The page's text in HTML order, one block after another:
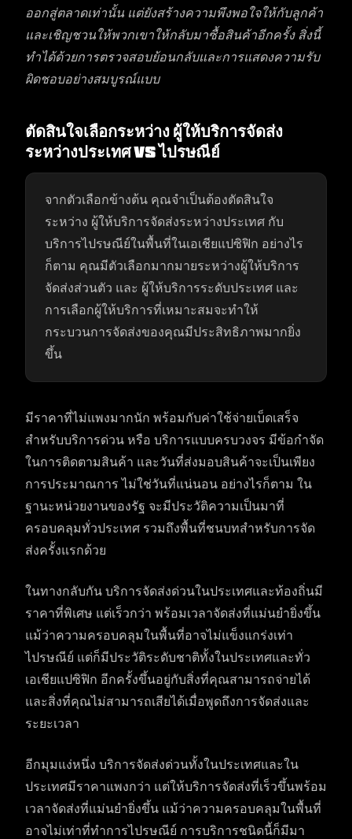
ออกสู่ตลาดเท่านั้น แต่ยังสร้างความพึงพอใจให้กับลูกค้า
และเชิญชวนให้พวกเขาให้กลับมาซื้อสินค้าอีกครั้ง สิ่งนี้
ทำได้ด้วยการตรวจสอบย้อนกลับและการแสดงความรับ
ผิดชอบอย่างสมบูรณ์แบบ
ตัดสินใจเลือกระหว่าง ผู้ให้บริการจัดส่ง
ระหว่างประเทศ VS ไปรษณีย์
จากตัวเลือกข้างต้น คุณจำเป็นต้องตัดสินใจ
ระหว่าง ผู้ให้บริการจัดส่งระหว่างประเทศ กับ
บริการไปรษณีย์ในพื้นที่ในเอเชียแปซิฟิก อย่างไร
ก็ตาม คุณมีตัวเลือกมากมายระหว่างผู้ให้บริการ
จัดส่งส่วนตัว และ ผู้ให้บริการระดับประเทศ และ
การเลือกผู้ให้บริการที่เหมาะสมจะทำให้
กระบวนการจัดส่งของคุณมีประสิทธิภาพมากยิ่ง
ขึ้น
มีราคาที่ไม่แพงมากนัก พร้อมกับค่าใช้จ่ายเบ็ดเสร็จ
สำหรับบริการด่วน หรือ บริการแบบครบวงจร มีข้อกำจัด
ในการติดตามสินค้า และวันที่ส่งมอบสินค้าจะเป็นเพียง
การประมาณการ ไม่ใช่วันที่แน่นอน อย่างไรก็ตาม ใน
ฐานะหน่วยงานของรัฐ จะมีประวัติความเป็นมาที่
ครอบคลุมทั่วประเทศ รวมถึงพื้นที่ชนบทสำหรับการจัด
ส่งครั้งแรกด้วย
ในทางกลับกัน บริการจัดส่งด่วนในประเทศและท้องถิ่นมี
ราคาที่พิเศษ แต่เร็วกว่า พร้อมเวลาจัดส่งที่แม่นยำยิ่งขึ้น
แม้ว่าความครอบคลุมในพื้นที่อาจไม่แข็งแกร่งเท่า
ไปรษณีย์ แต่ก็มีประวัติระดับชาติทั้งในประเทศและทั่ว
เอเชียแปซิฟิก อีกครั้งขึ้นอยู่กับสิ่งที่คุณสามารถจ่ายได้
และสิ่งที่คุณไม่สามารถเสียได้เมื่อพูดถึงการจัดส่งและ
ระยะเวลา
อีกมุมแง่หนึ่ง บริการจัดส่งด่วนทั้งในประเทศและใน
ประเทศมีราคาแพงกว่า แต่ให้บริการจัดส่งที่เร็วขึ้นพร้อม
เวลาจัดส่งที่แม่นยำยิ่งขึ้น แม้ว่าความครอบคลุมในพื้นที่
อาจไม่เท่าที่ทำการไปรษณีย์ การบริการชนิดนี้ก็มีมา